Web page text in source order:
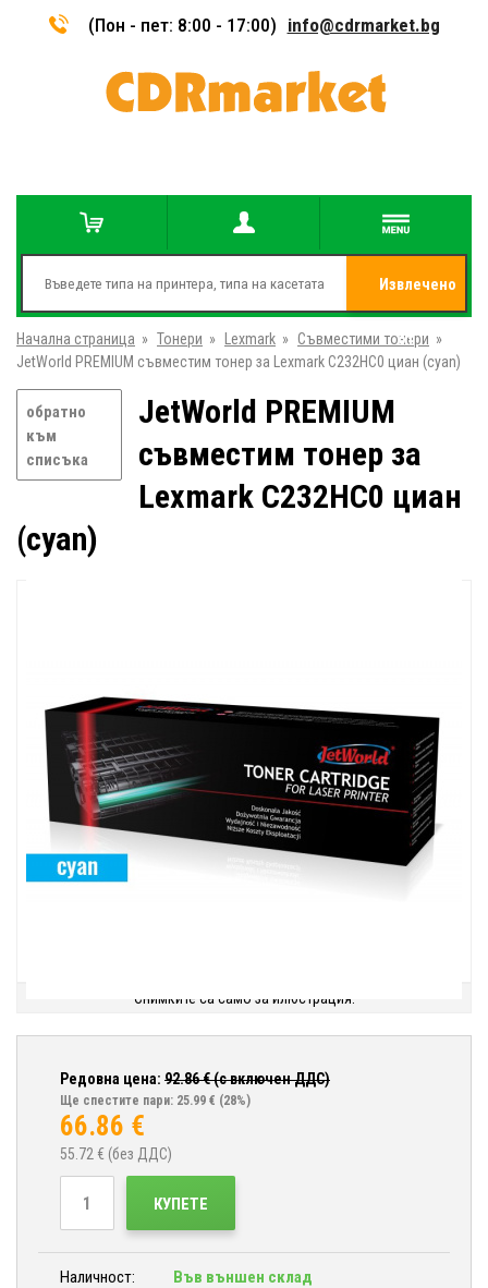
(Пон - пет: 8:00 - 17:00) info@cdrmarket.bg
Извлечено
от
Начална страница » Тонери » Lexmark » Съвместими тонери »
JetWorld PREMIUM съвместим тонер за Lexmark C232HC0 циан (cyan)
обратно
към
списъка
JetWorld PREMIUM
съвместим тонер за
Lexmark C232HC0 циан
(cyan)
Снимките са само за илюстрация.
Редовна цена: 92.86€ (с включен ДДС)
Ще спестите пари: 25.99 € (28%)
66.86 €
55.72 € (без ДДС)
КУПЕТЕ
Наличност:
Във външен склад